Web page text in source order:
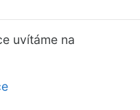
uvítáme na